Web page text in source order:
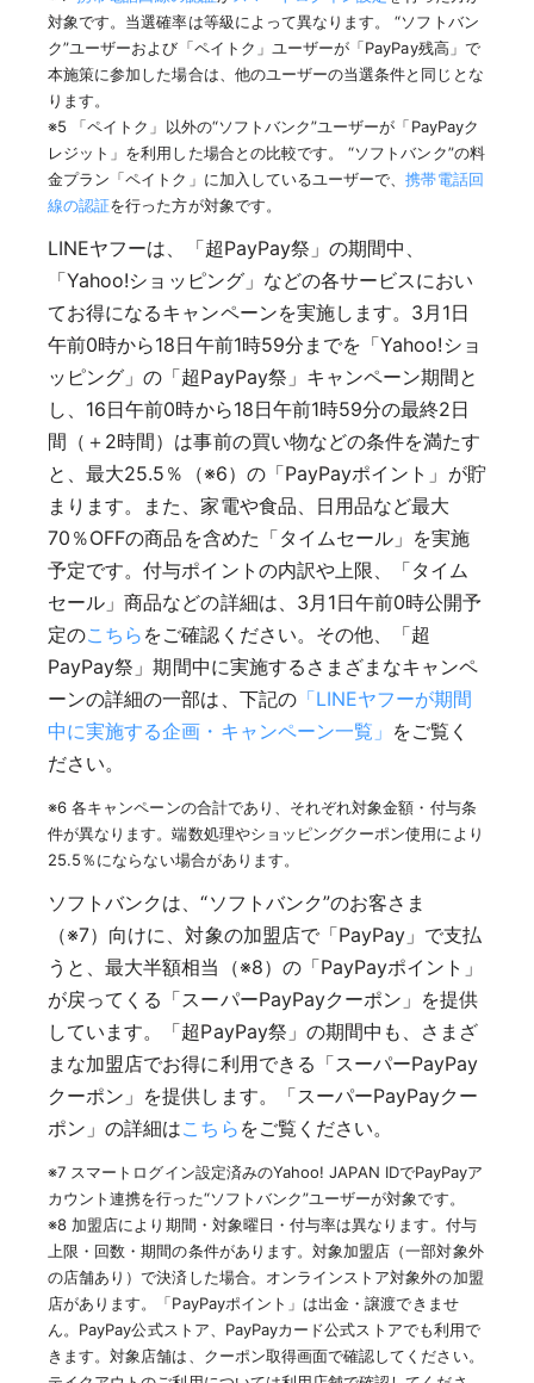
対象です。当選確率は等級によって異なります。 “ソフトバン
ク”ユーザーおよび「ペイトク」ユーザーが「PayPay残高」で
本施策に参加した場合は、他のユーザーの当選条件と同じとな
ります。
※5 「ペイトク」以外の“ソフトバンク”ユーザーが「PayPayク
レジット」を利用した場合との比較です。 “ソフトバンク”の料
金プラン「ペイトク」に加入しているユーザーで、携帯電話回
線の認証を行った方が対象です。
LINEヤフーは、「超PayPay祭」の期間中、
「Yahoo!ショッピング」などの各サービスにおい
てお得になるキャンペーンを実施します。3月1日
午前0時から18日午前1時59分までを「Yahoo!ショ
ッピング」の「超PayPay祭」キャンペーン期間と
し、16日午前0時から18日午前1時59分の最終2日
間（＋2時間）は事前の買い物などの条件を満たす
と、最大25.5％（※6）の「PayPayポイント」が貯
まります。また、家電や食品、日用品など最大
70％OFFの商品を含めた「タイムセール」を実施
予定です。付与ポイントの内訳や上限、「タイム
セール」商品などの詳細は、3月1日午前0時公開予
定のこちら をご確認ください。その他、「超
PayPay祭」期間中に実施するさまざまなキャンペ
ーンの詳細の一部は、下記の「LINEヤフーが期間
中に実施する企画・キャンペーン一覧」 をご覧く
ださい。
※6 各キャンペーンの合計であり、それぞれ対象金額・付与条
件が異なります。端数処理やショッピングクーポン使用により
25.5％にならない場合があります。
ソフトバンクは、“ソフトバンク”のお客さま
（※7）向けに、対象の加盟店で「PayPay」で支払
うと、最大半額相当（※8）の「PayPayポイント」
が戻ってくる「スーパーPayPayクーポン」を提供
しています。「超PayPay祭」の期間中も、さまざ
まな加盟店でお得に利用できる「スーパーPayPay
クーポン」を提供します。「スーパーPayPayクー
ポン」の詳細はこちら をご覧ください。
※7 スマートログイン設定済みのYahoo! JAPAN IDでPayPayア
カウント連携を行った“ソフトバンク”ユーザーが対象です。
※8 加盟店により期間・対象曜日・付与率は異なります。付与
上限・回数・期間の条件があります。対象加盟店（一部対象外
の店舗あり）で決済した場合。オンラインストア対象外の加盟
店があります。「PayPayポイント」は出金・譲渡できませ
ん。PayPay公式ストア、PayPayカード公式ストアでも利用で
きます。対象店舗は、クーポン取得画面で確認してください。